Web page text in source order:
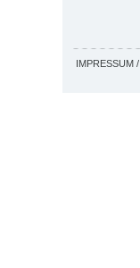
IMPRESSUM